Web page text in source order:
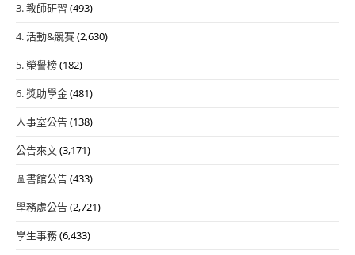
3. 教師研習 (493)
4. 活動&競賽(2,630)
5. 榮譽榜(182)
6. 獎助學金(481)
人事室公告(138)
公告來文(3,171)
圖書館公告(433)
學務處公告(2,721)
學生事務(6,433)